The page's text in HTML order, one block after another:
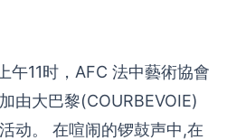
午11时，AFC 法中藝術協會
由大巴黎(COURBEVOIE)
动。 在喧闹的锣鼓声中,在